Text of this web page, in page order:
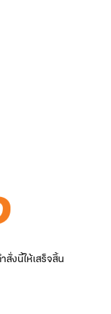
งนี้ให้เสร็จสิ้น